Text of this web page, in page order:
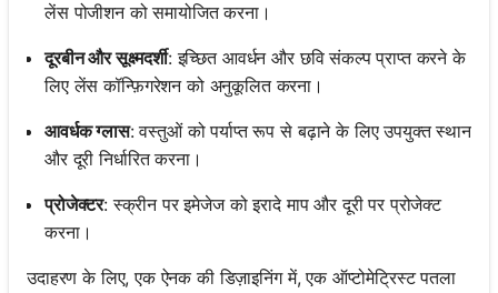
लेंस पोजीशन को समायोजित करना।
दूरबीन और सूक्ष्मदर्शी: इच्छित आवर्धन और छवि संकल्प प्राप्त करने के
लिए लेंस कॉन्फ़िगरेशन को अनुकूलित करना।
आवर्धक ग्लास: वस्तुओं को पर्याप्त रूप से बढ़ाने के लिए उपयुक्त स्थान
और दूरी निर्धारित करना।
प्रोजेक्टर: स्क्रीन पर इमेजेज को इरादे माप और दूरी पर प्रोजेक्ट
करना।
उदाहरण के लिए, एक ऐनक की डिज़ाइनिंग में, एक ऑप्टोमेट्रिस्ट पतला